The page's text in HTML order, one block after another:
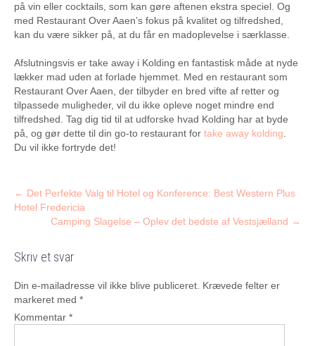
på vin eller cocktails, som kan gøre aftenen ekstra speciel. Og
med Restaurant Over Aaen’s fokus på kvalitet og tilfredshed,
kan du være sikker på, at du får en madoplevelse i særklasse.
Afslutningsvis er take away i Kolding en fantastisk måde at nyde
lækker mad uden at forlade hjemmet. Med en restaurant som
Restaurant Over Aaen, der tilbyder en bred vifte af retter og
tilpassede muligheder, vil du ikke opleve noget mindre end
tilfredshed. Tag dig tid til at udforske hvad Kolding har at byde
på, og gør dette til din go-to restaurant for take away kolding
Du vil ikke fortryde det!
Post
navigation
← Det Perfekte Valg til Hotel og Konference: Best Western Plus
Hotel Fredericia
Camping Slagelse – Oplev det bedste af Vestsjælland →
Skriv et svar
Din e-mailadresse vil ikke blive publiceret. Krævede felter er
markeret med *
Kommentar *